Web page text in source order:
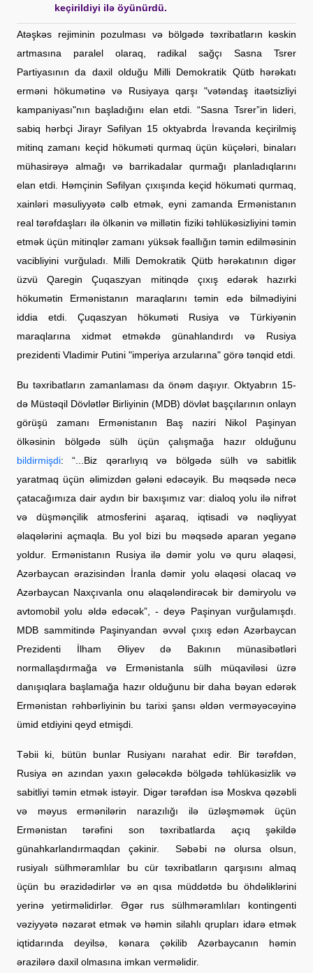
keçirildiyi ilə öyünürdü.
Atəşkəs rejiminin pozulması və bölgədə təxribatların kəskin
artmasına paralel olaraq, radikal sağçı Sasna Tsrer
Partiyasının da daxil olduğu Milli Demokratik Qütb hərəkatı
erməni hökumətinə və Rusiyaya qarşı "vətəndaş itaətsizliyi
kampaniyası"nın başladığını elan etdi. “Sasna Tsrer”in lideri,
sabiq hərbçi Jirayr Səfilyan 15 oktyabrda İrəvanda keçirilmiş
mitinq zamanı keçid hökuməti qurmaq üçün küçələri, binaları
mühasirəyə almağı və barrikadalar qurmağı planladıqlarını
elan etdi. Həmçinin Səfilyan çıxışında keçid hökuməti qurmaq,
xainləri məsuliyyətə cəlb etmək, eyni zamanda Ermənistanın
real tərəfdaşları ilə ölkənin və millətin fiziki təhlükəsizliyini təmin
etmək üçün mitinqlər zamanı yüksək fəallığın təmin edilməsinin
vacibliyini vurğuladı. Milli Demokratik Qütb hərəkatının digər
üzvü Qaregin Çuqaszyan mitinqdə çıxış edərək hazırki
hökumətin Ermənistanın maraqlarını təmin edə bilmədiyini
iddia etdi. Çuqaszyan hökuməti Rusiya və Türkiyənin
maraqlarına xidmət etməkdə günahlandırdı və Rusiya
prezidenti Vladimir Putini "imperiya arzularına" görə tənqid etdi.
Bu təxribatların zamanlaması da önəm daşıyır. Oktyabrın 15-
də Müstəqil Dövlətlər Birliyinin (MDB) dövlət başçılarının onlayn
görüşü zamanı Ermənistanın Baş naziri Nikol Paşinyan
ölkəsinin bölgədə sülh üçün çalışmağa hazır olduğunu
bildirmişdi: “...Biz qərarlıyıq və bölgədə sülh və sabitlik
yaratmaq üçün əlimizdən gələni edəcəyik. Bu məqsədə necə
çatacağımıza dair aydın bir baxışımız var: dialoq yolu ilə nifrət
və düşmənçilik atmosferini aşaraq, iqtisadi və nəqliyyat
əlaqələrini açmaqla. Bu yol bizi bu məqsədə aparan yeganə
yoldur. Ermənistanın Rusiya ilə dəmir yolu və quru əlaqəsi,
Azərbaycan ərazisindən İranla dəmir yolu əlaqəsi olacaq və
Azərbaycan Naxçıvanla onu əlaqələndirəcək bir dəmiryolu və
avtomobil yolu əldə edəcək”, - deyə Paşinyan vurğulamışdı.
MDB sammitində Paşinyandan əvvəl çıxış edən Azərbaycan
Prezidenti İlham Əliyev də Bakının münasibətləri
normallaşdırmağa və Ermənistanla sülh müqaviləsi üzrə
danışıqlara başlamağa hazır olduğunu bir daha bəyan edərək
Ermənistan rəhbərliyinin bu tarixi şansı əldən verməyəcəyinə
ümid etdiyini qeyd etmişdi.
Təbii ki, bütün bunlar Rusiyanı narahat edir. Bir tərəfdən,
Rusiya ən azından yaxın gələcəkdə bölgədə təhlükəsizlik və
sabitliyi təmin etmək istəyir. Digər tərəfdən isə Moskva qəzəbli
və məyus ermənilərin narazılığı ilə üzləşməmək üçün
Ermənistan tərəfini son təxribatlarda açıq şəkildə
günahkarlandırmaqdan çəkinir. Səbəbi nə olursa olsun,
rusiyalı sülhməramlılar bu cür təxribatların qarşısını almaq
üçün bu ərazidədirlər və ən qısa müddətdə bu öhdəliklərini
yerinə yetirməlidirlər. Əgər rus sülhməramlıları kontingenti
vəziyyətə nəzarət etmək və həmin silahlı qrupları idarə etmək
iqtidarında deyilsə, kənara çəkilib Azərbaycanın həmin
ərazilərə daxil olmasına imkan verməlidir.